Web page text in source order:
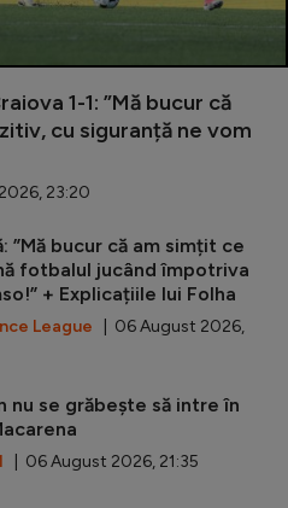
1-1: ”Mă bucur că
cu siguranță ne vom
23:20
”Mă bucur că am simțit ce
fotbalul jucând împotriva
+ Explicațiile lui Folha
League | 06 August 2026,
nu se grăbește să intre în
| 06 August 2026, 21:35